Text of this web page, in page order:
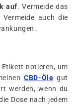
auf. Vermeide das
auch die
notieren, um
CBD-Öle gut
werden, wenn du
Dose nach jedem